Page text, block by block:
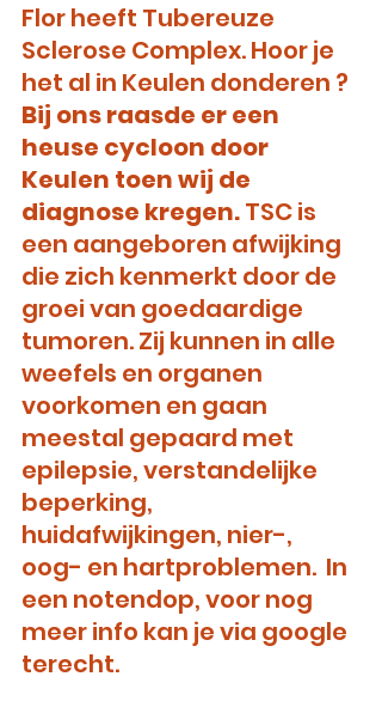
Flor heeft Tubereuze
Sclerose Complex. Hoor je
het al in Keulen donderen ?
Bij ons raasde er een
heuse cycloon door
Keulen toen wij de
diagnose kregen. TSC is
een aangeboren afwijking
die zich kenmerkt door de
groei van goedaardige
tumoren. Zij kunnen in alle
weefels en organen
voorkomen en gaan
meestal gepaard met
epilepsie, verstandelijke
beperking,
huidafwijkingen, nier-,
oog- en hartproblemen.  In
een notendop, voor nog
meer info kan je via google
terecht.